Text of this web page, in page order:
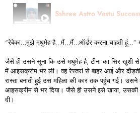
“रेबेका…मुझे मधुमेह है…मैं…मैं…ऑर्डर करना चाहती हूं…”
जैसे ही उसने सुना कि उसे मधुमेह है, टीना का सिर
में आइसक्रीम भर ली। वह रेस्तरां से बाहर आई और
रास्ता बनाती हुई उस महिला की कार तक पहुंच गई। उसने
आइसक्रीम से भर दिया। जैसे ही उसने इसे खाया, उसकी
दी।